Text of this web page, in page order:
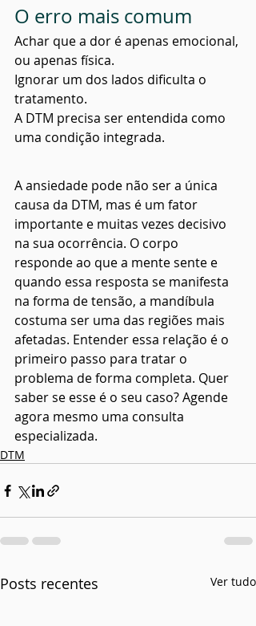
O erro mais comum
Achar que a dor é apenas emocional,
ou apenas física.
Ignorar um dos lados dificulta o
tratamento.
A DTM precisa ser entendida como
uma condição integrada.
A ansiedade pode não ser a única
causa da DTM, mas é um fator
importante e muitas vezes decisivo
na sua ocorrência. O corpo
responde ao que a mente sente e
quando essa resposta se manifesta
na forma de tensão, a mandíbula
costuma ser uma das regiões mais
afetadas. Entender essa relação é o
primeiro passo para tratar o
problema de forma completa. Quer
saber se esse é o seu caso? Agende
agora mesmo uma consulta
especializada.
DTM
Posts recentes Ver tudo